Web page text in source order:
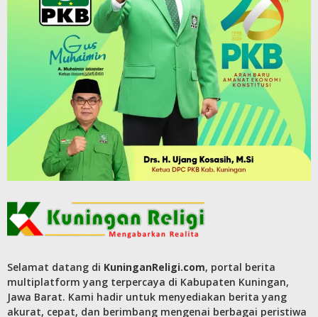
Selamat datang di KuninganReligi.com, portal berita
multiplatform yang terpercaya di Kabupaten Kuningan,
Jawa Barat. Kami hadir untuk menyediakan berita yang
akurat, cepat, dan berimbang mengenai berbagai peristiwa